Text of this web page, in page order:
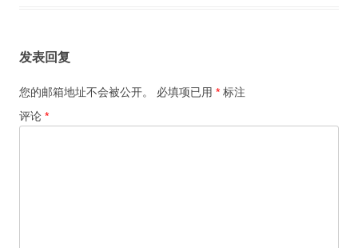
发表回复
您的邮箱地址不会被公开。 必填项已用 * 标注
评论 *